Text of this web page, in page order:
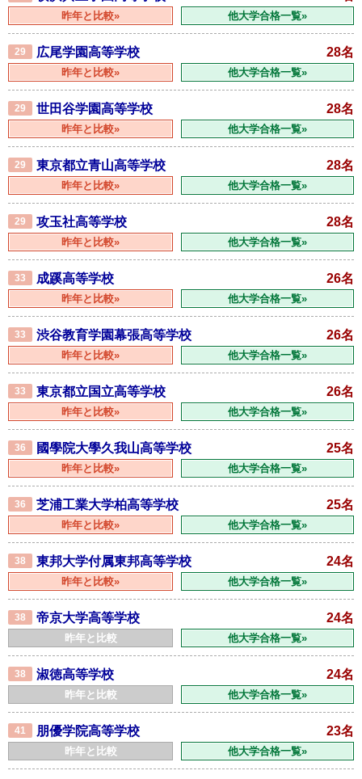
昨年と比較» 他大学合格一覧»
29 広尾学園高等学校 28名
昨年と比較» 他大学合格一覧»
29 世田谷学園高等学校 28名
昨年と比較» 他大学合格一覧»
29 東京都立青山高等学校 28名
昨年と比較» 他大学合格一覧»
29 攻玉社高等学校 28名
昨年と比較» 他大学合格一覧»
33 成蹊高等学校 26名
昨年と比較» 他大学合格一覧»
33 渋谷教育学園幕張高等学校 26名
昨年と比較» 他大学合格一覧»
33 東京都立国立高等学校 26名
昨年と比較» 他大学合格一覧»
36 國學院大學久我山高等学校 25名
昨年と比較» 他大学合格一覧»
36 芝浦工業大学柏高等学校 25名
昨年と比較» 他大学合格一覧»
38 東邦大学付属東邦高等学校 24名
昨年と比較» 他大学合格一覧»
38 帝京大学高等学校 24名
昨年と比較 他大学合格一覧»
38 淑徳高等学校 24名
昨年と比較 他大学合格一覧»
41 朋優学院高等学校 23名
昨年と比較 他大学合格一覧»